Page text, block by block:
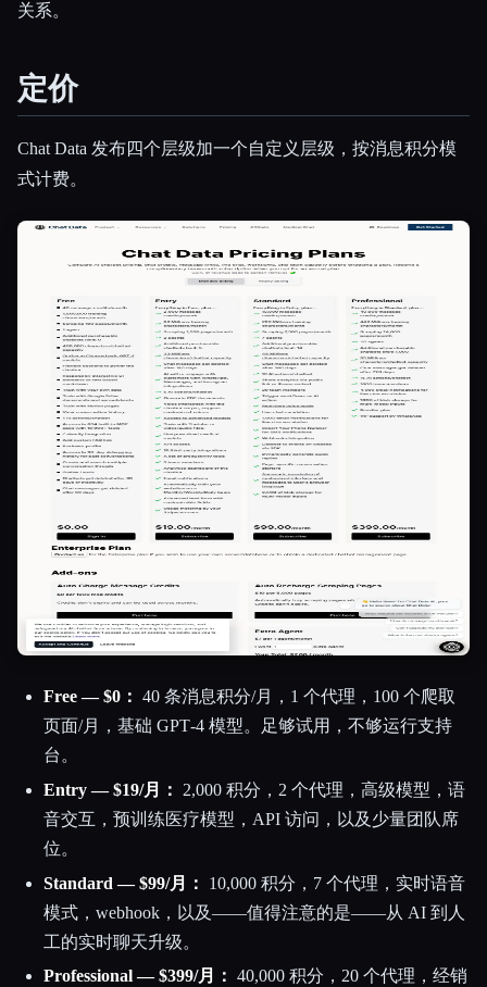
关系。
定价
Chat Data 发布四个层级加一个自定义层级，按消息积分模
式计费。
Free — $0： 40 条消息积分/月，1 个代理，100 个爬取
页面/月，基础 GPT‑4 模型。足够试用，不够运行支持
台。
Entry — $19/月：
2,000 积分，2 个代理，高级模型，语
音交互，预训练医疗模型，API 访问，以及少量团队席
位。
Standard — $99/月：
10,000 积分，7 个代理，实时语音
模式，webhook，以及——值得注意的是——从 AI 到人
工的实时聊天升级。
Professional — $399/月： 40,000 积分，20 个代理，经销